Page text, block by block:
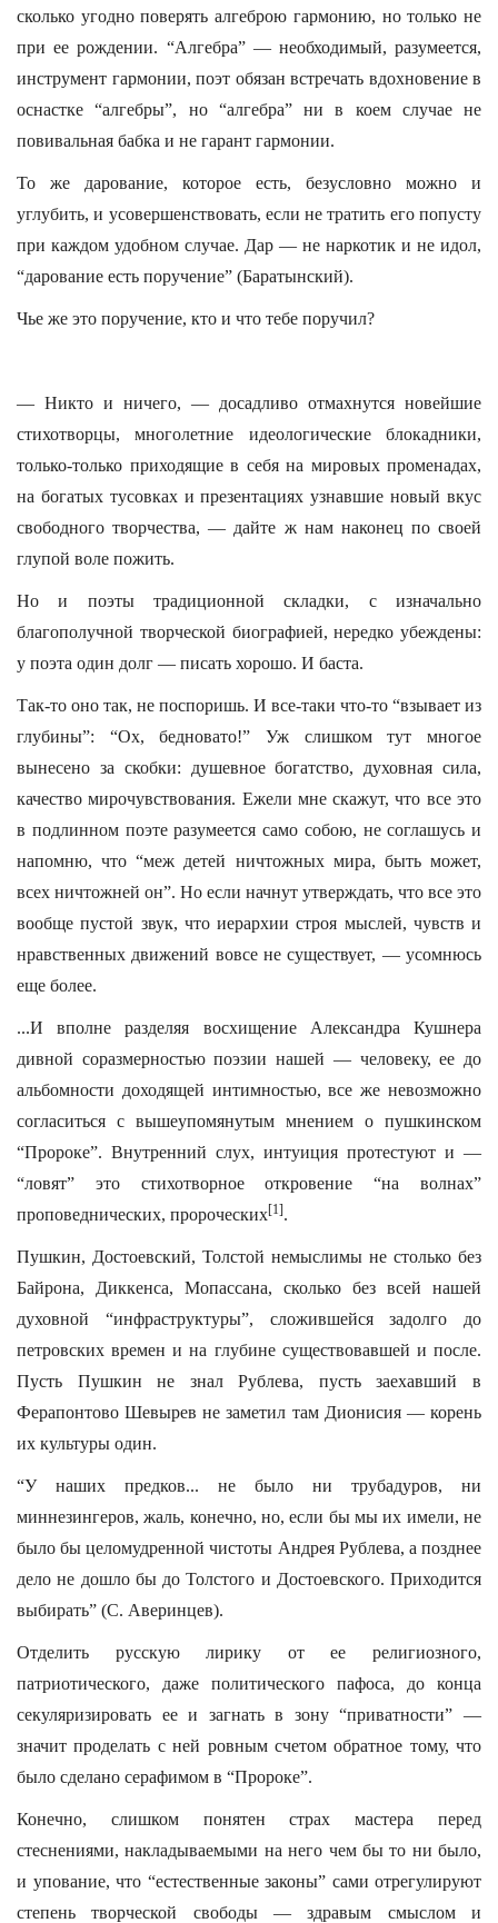
сколько угодно поверять алгеброю гармонию, но только не
при ее рождении. “Алгебра” — необходимый, разумеется,
инструмент гармонии, поэт обязан встречать вдохновение в
оснастке “алгебры”, но “алгебра” ни в коем случае не
повивальная бабка и не гарант гармонии.
То же дарование, которое есть, безусловно можно и
углубить, и усовершенствовать, если не тратить его попусту
при каждом удобном случае. Дар — не наркотик и не идол,
“дарование есть поручение” (Баратынский).
Чье же это поручение, кто и что тебе поручил?
— Никто и ничего, — досадливо отмахнутся новейшие
стихотворцы, многолетние идеологические блокадники,
только-только приходящие в себя на мировых променадах,
на богатых тусовках и презентациях узнавшие новый вкус
свободного творчества, — дайте ж нам наконец по своей
глупой воле пожить.
Но и поэты традиционной складки, с изначально
благополучной творческой биографией, нередко убеждены:
у поэта один долг — писать хорошо. И баста.
Так-то оно так, не поспоришь. И все-таки что-то “взывает из
глубины”: “Ох, бедновато!” Уж слишком тут многое
вынесено за скобки: душевное богатство, духовная сила,
качество мирочувствования. Ежели мне скажут, что все это
в подлинном поэте разумеется само собою, не соглашусь и
напомню, что “меж детей ничтожных мира, быть может,
всех ничтожней он”. Но если начнут утверждать, что все это
вообще пустой звук, что иерархии строя мыслей, чувств и
нравственных движений вовсе не существует, — усомнюсь
еще более.
...И вполне разделяя восхищение Александра Кушнера
дивной соразмерностью поэзии нашей — человеку, ее до
альбомности доходящей интимностью, все же невозможно
согласиться с вышеупомянутым мнением о пушкинском
“Пророке”. Внутренний слух, интуиция протестуют и —
“ловят” это стихотворное откровение “на волнах”
проповеднических, пророческих[1].
Пушкин, Достоевский, Толстой немыслимы не столько без
Байрона, Диккенса, Мопассана, сколько без всей нашей
духовной “инфраструктуры”, сложившейся задолго до
петровских времен и на глубине существовавшей и после.
Пусть Пушкин не знал Рублева, пусть заехавший в
Ферапонтово Шевырев не заметил там Дионисия — корень
их культуры один.
“У наших предков... не было ни трубадуров, ни
миннезингеров, жаль, конечно, но, если бы мы их имели, не
было бы целомудренной чистоты Андрея Рублева, а позднее
дело не дошло бы до Толстого и Достоевского. Приходится
выбирать” (С. Аверинцев).
Отделить русскую лирику от ее религиозного,
патриотического, даже политического пафоса, до конца
секуляризировать ее и загнать в зону “приватности” —
значит проделать с ней ровным счетом обратное тому, что
было сделано серафимом в “Пророке”.
Конечно, слишком понятен страх мастера перед
стеснениями, накладываемыми на него чем бы то ни было,
и упование, что “естественные законы” сами отрегулируют
степень творческой свободы — здравым смыслом и